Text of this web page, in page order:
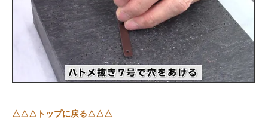
△△△トップに戻る△△△